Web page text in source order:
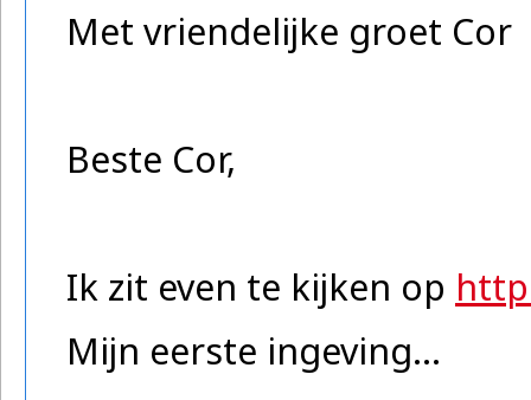
Met vriendelijke groet Cor
Beste Cor,
Ik zit even te kijken op
Mijn eerste ingeving...